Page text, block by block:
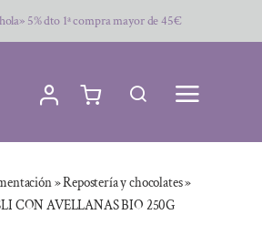
5% dto 1ª compra mayor de 45€
»Repostería y chocolates»
CON AVELLANAS BIO 250G